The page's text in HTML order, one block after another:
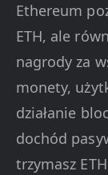
Ethereum
ETH, ale
nagrody za
monety,
działanie
dochód
trzymasz